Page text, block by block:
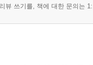
뷰 쓰기를, 책에 대한 문의는